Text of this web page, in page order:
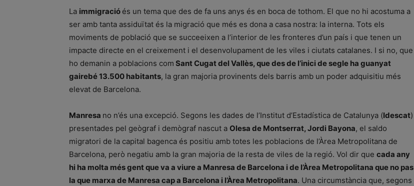
La immigració és un tema que des de fa uns anys és en boca de tothom. El que no hi acostuma a
ser amb tanta assiduïtat és la migració que més es dona a casa nostra: la interna. Tots els
moviments de població que se succeeixen a l’interior de les fronteres d’un país i que tenen un
impacte directe en el creixement i el desenvolupament de les viles i ciutats catalanes. I si no, que
ho demanin a poblacions com Sant Cugat del Vallès, que des de l’inici de segle ha guanyat
gairebé 13.500 habitants, la gran majoria provinents dels barris amb un poder adquisitiu més
elevat de Barcelona.
Manresa no n’és una excepció. Segons les dades de l’Institut d’Estadística de Catalunya (Idescat)
presentades pel geògraf i demògraf nascut a Olesa de Montserrat, Jordi Bayona, el saldo
migratori de la capital bagenca és positiu amb totes les poblacions de l’Àrea Metropolitana de
Barcelona, però negatiu amb la gran majoria de la resta de viles de la regió. Vol dir que cada any
hi ha molta més gent que va a viure a Manresa de Barcelona i de l’Àrea Metropolitana que no pas
la que marxa de Manresa cap a Barcelona i l’Àrea Metropolitana. Una circumstància que, segons